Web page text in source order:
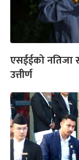
एसईईको नतिजा
उत्तीर्ण